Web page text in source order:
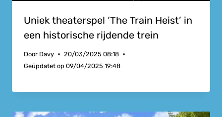
Uniek theaterspel ‘The Train Heist’ in
een historische rijdende trein
Door Davy
20/03/2025 08:18
Geüpdatet op 09/04/2025 19:48